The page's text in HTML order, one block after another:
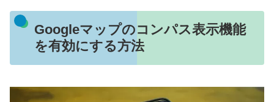
Googleマップのコンパス表示機能
を有効にする方法